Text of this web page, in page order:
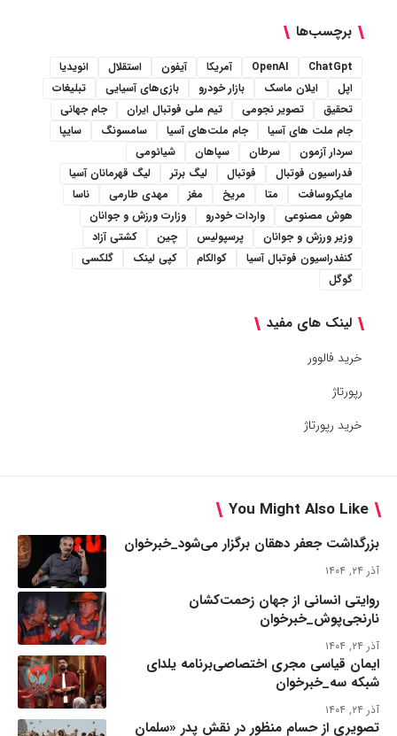
برچسب‌ها
ChatGpt
OpenAI آمریکا آیفون استقلال
انویدیا
اپل
ایلان ماسک بازار خودرو بازی‌های آسیایی
تبلیغات
تحقیق
تصویر نجومی تیم ملی فوتبال ایران
جام جهانی
جام ملت های آسیا
جام ملت‌های آسیا سامسونگ
سایپا
سردار آزمون
سرطان سپاهان
شیائومی
فدراسیون فوتبال
فوتبال لیگ برتر
لیگ قهرمانان آسیا
مایکروسافت
متا مریخ مغز مهدی طارمی
ناسا
هوش مصنوعی
واردات خودرو
وزارت ورزش و جوانان
وزیر ورزش و جوانان
پرسپولیس چین
کشتی آزاد
کنفدراسیون فوتبال آسیا
کوالکام کپی لینک
گلکسی
گوگل
لینک های مفید
خرید فالوور
رپورتاژ
خرید رپورتاژ
You Might Also Like
بزرگداشت جعفر دهقان برگزار می‌شود_خبرخوان
آذر ۲۴, ۱۴۰۴
روایتی انسانی از جهان زحمت‌کشان
نارنجی‌پوش_خبرخوان
آذر ۲۴, ۱۴۰۴
ایمان قیاسی مجری اختصاصی‌برنامه یلدای
شبکه سه_خبرخوان
آذر ۲۴, ۱۴۰۴
تصویری از حسام منظور در نقش پدر «سلمان